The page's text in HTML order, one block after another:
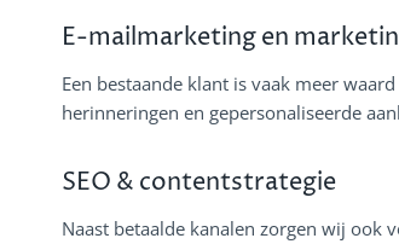
E-mailmarketing en
Een bestaande klant is vaak meer
herinneringen en gepersonaliseerde
SEO & contentstrategie
Naast betaalde kanalen zorgen wij ook